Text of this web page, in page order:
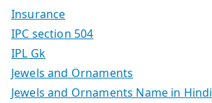
Insurance
IPC section 504
IPL Gk
Jewels and Ornaments
Jewels and Ornaments Name in Hindi